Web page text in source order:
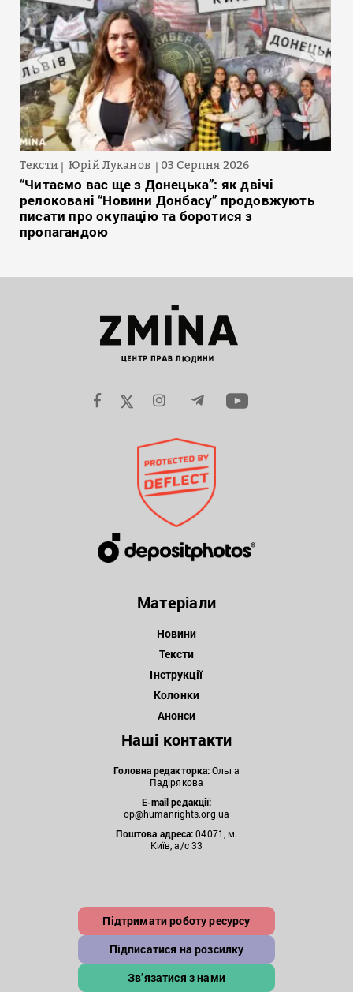
Тексти Юрій Луканов 03 Серпня 2026
“Читаємо вас ще з Донецька”: як двічі
релоковані “Новини Донбасу” продовжують
писати про окупацію та боротися з
пропагандою
Матеріали
Новини
Тексти
Інструкції
Колонки
Анонси
Наші контакти
Головна редакторка:Ольга
Падірякова
E-mail редакції:
op@humanrights.org.ua
Поштова адреса:04071, м.
Київ, а/с 33
Підтримати роботу ресурсу
Підписатися на розсилку
Зв’язатися з нами